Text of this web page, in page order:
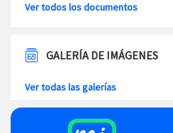
Ver todos los documentos
GALERÍA DE IMÁGENES
Ver todas las galerías